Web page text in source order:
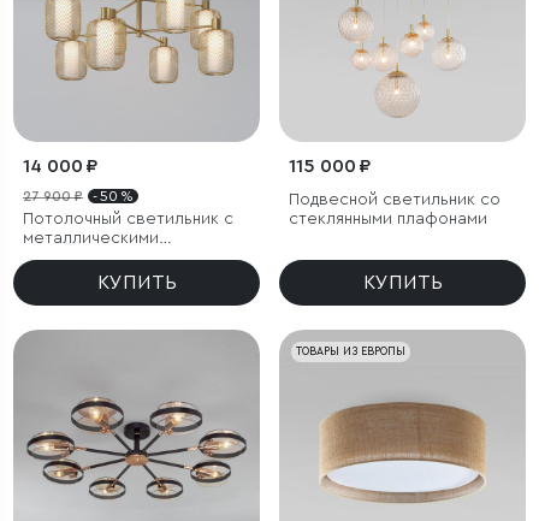
14 000 ₽
27 900 ₽ - 50 %
Потолочный светильник с
металлическими
абажурами и стеклянными
плафонамиКУПИТЬ
115 000 ₽
Подвесной светильник со
стеклянными плафонами
КУПИТЬ
ТОВАРЫ ИЗ ЕВРОПЫ